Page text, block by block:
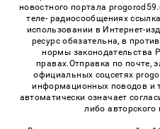
новостного портала
теле- радиосообщениях
использовании в Интернет-
ресурс обязательна, в
нормы законодательства
правах.Отправка по почте,
официальных соцсетях
информационных поводов и
автоматически означает
либо